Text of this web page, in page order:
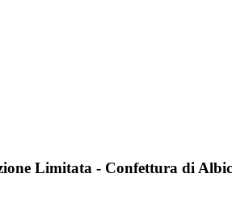
Limitata - Confettura di